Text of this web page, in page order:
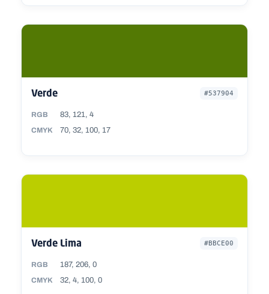
Verde #537904
RGB 83, 121, 4
CMYK 70, 32, 100, 17
Verde Lima #BBCE00
RGB 187, 206, 0
CMYK 32, 4, 100, 0